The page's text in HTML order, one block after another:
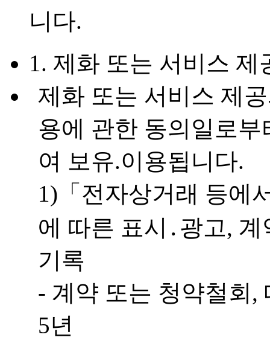
니다.
1. 제화 또는 서비스 제
제화 또는 서비스 제
용에 관한 동의일로
여 보유.이용됩니다.
1)「전자상거래 등에
에 따른 표시․광고,
기록
- 계약 또는 청약철회,
5년